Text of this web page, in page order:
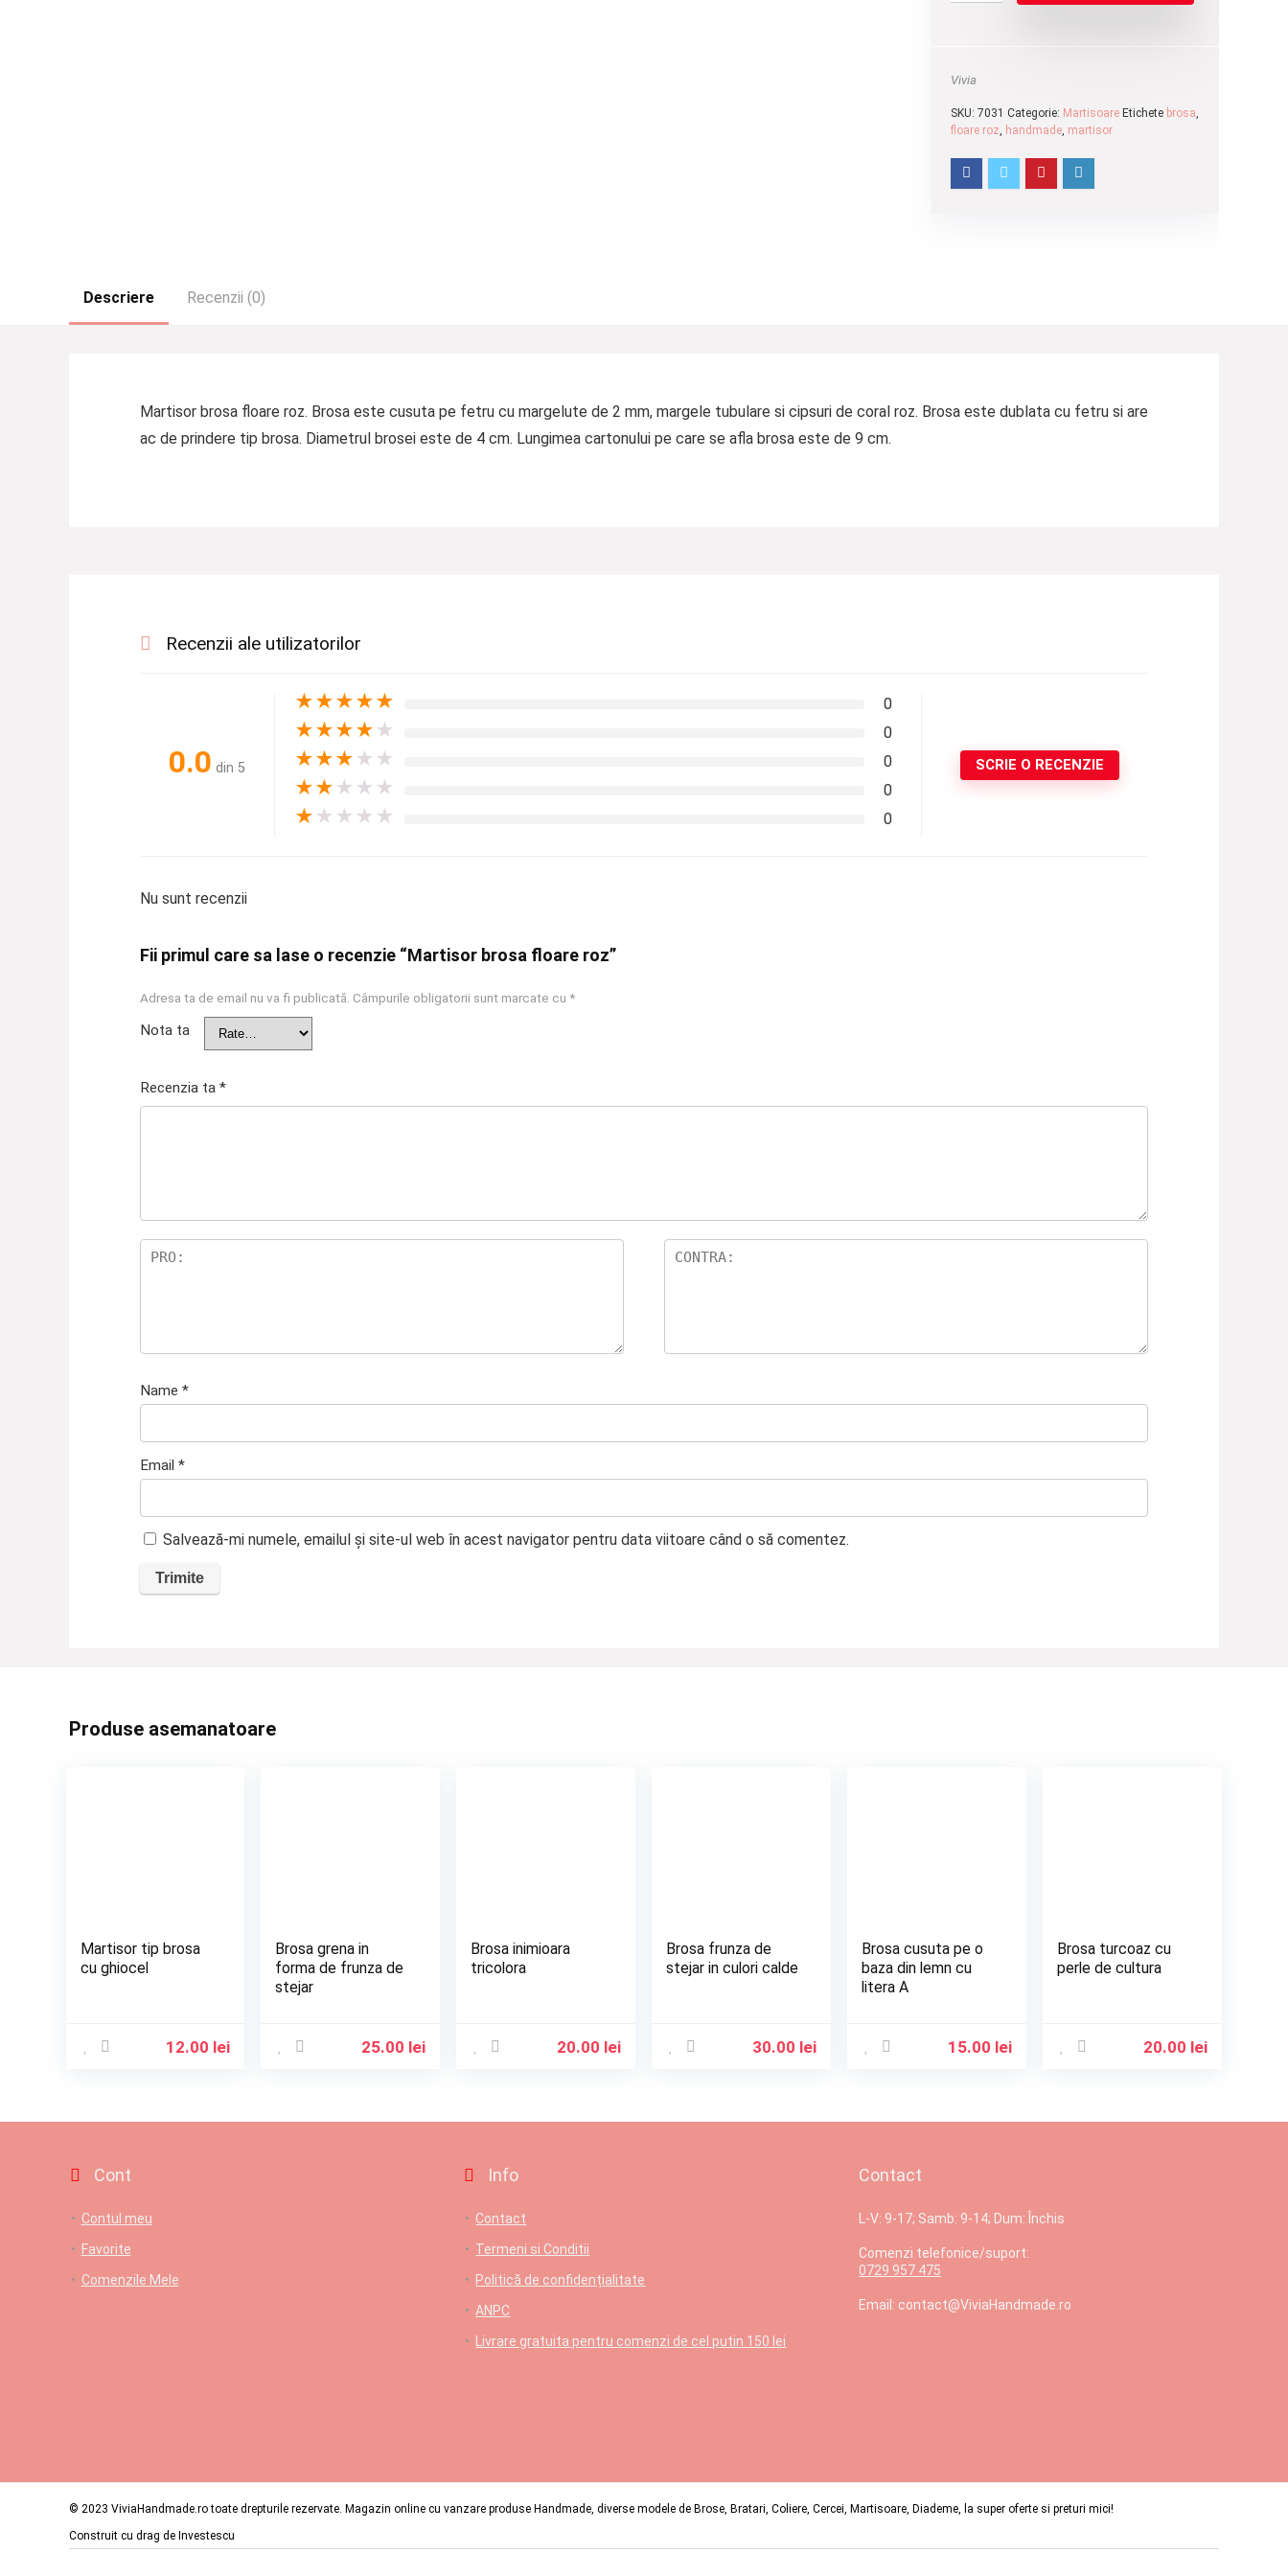
Vivia
SKU: 7031 Categorie: Martisoare Etichete brosa,
floare roz, handmade, martisor
Descriere Recenzii (0)
Martisor brosa floare roz. Brosa este cusuta pe fetru cu margelute de 2 mm, margele tubulare si cipsuri de coral roz. Brosa este dublata cu fetru si are
ac de prindere tip brosa. Diametrul brosei este de 4 cm. Lungimea cartonului pe care se afla brosa este de 9 cm.
Recenzii ale utilizatorilor
0.0 din 5
★★★★★ 0
★★★★ ★ 0
★★★ ★ ★ 0
★★ ★ ★ ★ 0
★ ★ ★ ★ ★ 0
SCRIE O RECENZIE
Nu sunt recenzii
Fii primul care sa lase o recenzie “Martisor brosa floare roz”
Adresa ta de email nu va fi publicată. Câmpurile obligatorii sunt marcate cu *
Nota ta
Recenzia ta *
Name *
Email *
Salvează-mi numele, emailul și site-ul web în acest navigator pentru data viitoare când o să comentez.
Produse asemanatoare
Martisor tip brosa
cu ghiocel
12.00 lei
Brosa grena in
forma de frunza de
stejar
25.00 lei
Brosa inimioara
tricolora
20.00 lei
Brosa frunza de
stejar in culori calde
30.00 lei
Brosa cusuta pe o
baza din lemn cu
litera A
15.00 lei
Brosa turcoaz cu
perle de cultura
20.00 lei
Cont
Contul meu
Favorite
Comenzile Mele
Info
Contact
Termeni si Conditii
Politică de confidențialitate
ANPC
Livrare gratuita pentru comenzi de cel putin 150 lei
Contact
L-V: 9-17; Samb: 9-14; Dum: Închis
Comenzi telefonice/suport:
0729 957 475
Email: contact@ViviaHandmade.ro
© 2023 ViviaHandmade.ro toate drepturile rezervate. Magazin online cu vanzare produse Handmade, diverse modele de Brose, Bratari, Coliere, Cercei, Martisoare, Diademe, la super oferte si preturi mici!
Construit cu drag de Investescu